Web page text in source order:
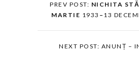
PREV POST: NICHITA
MARTIE 1933 – 13
NEXT POST: ANUNȚ –